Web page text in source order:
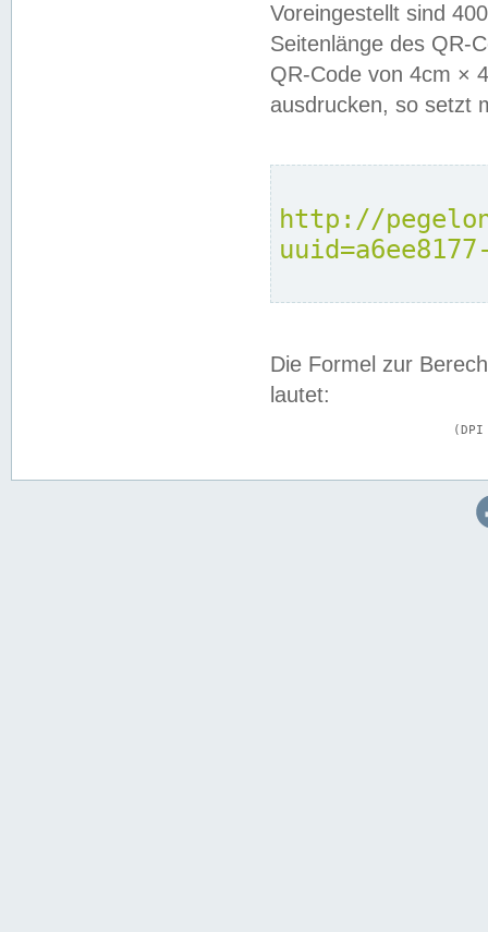
Voreingestellt sind
Seitenlänge des QR-
QR-Code von 4cm ×
ausdrucken, so setzt
http://
Die Formel zur
lautet: